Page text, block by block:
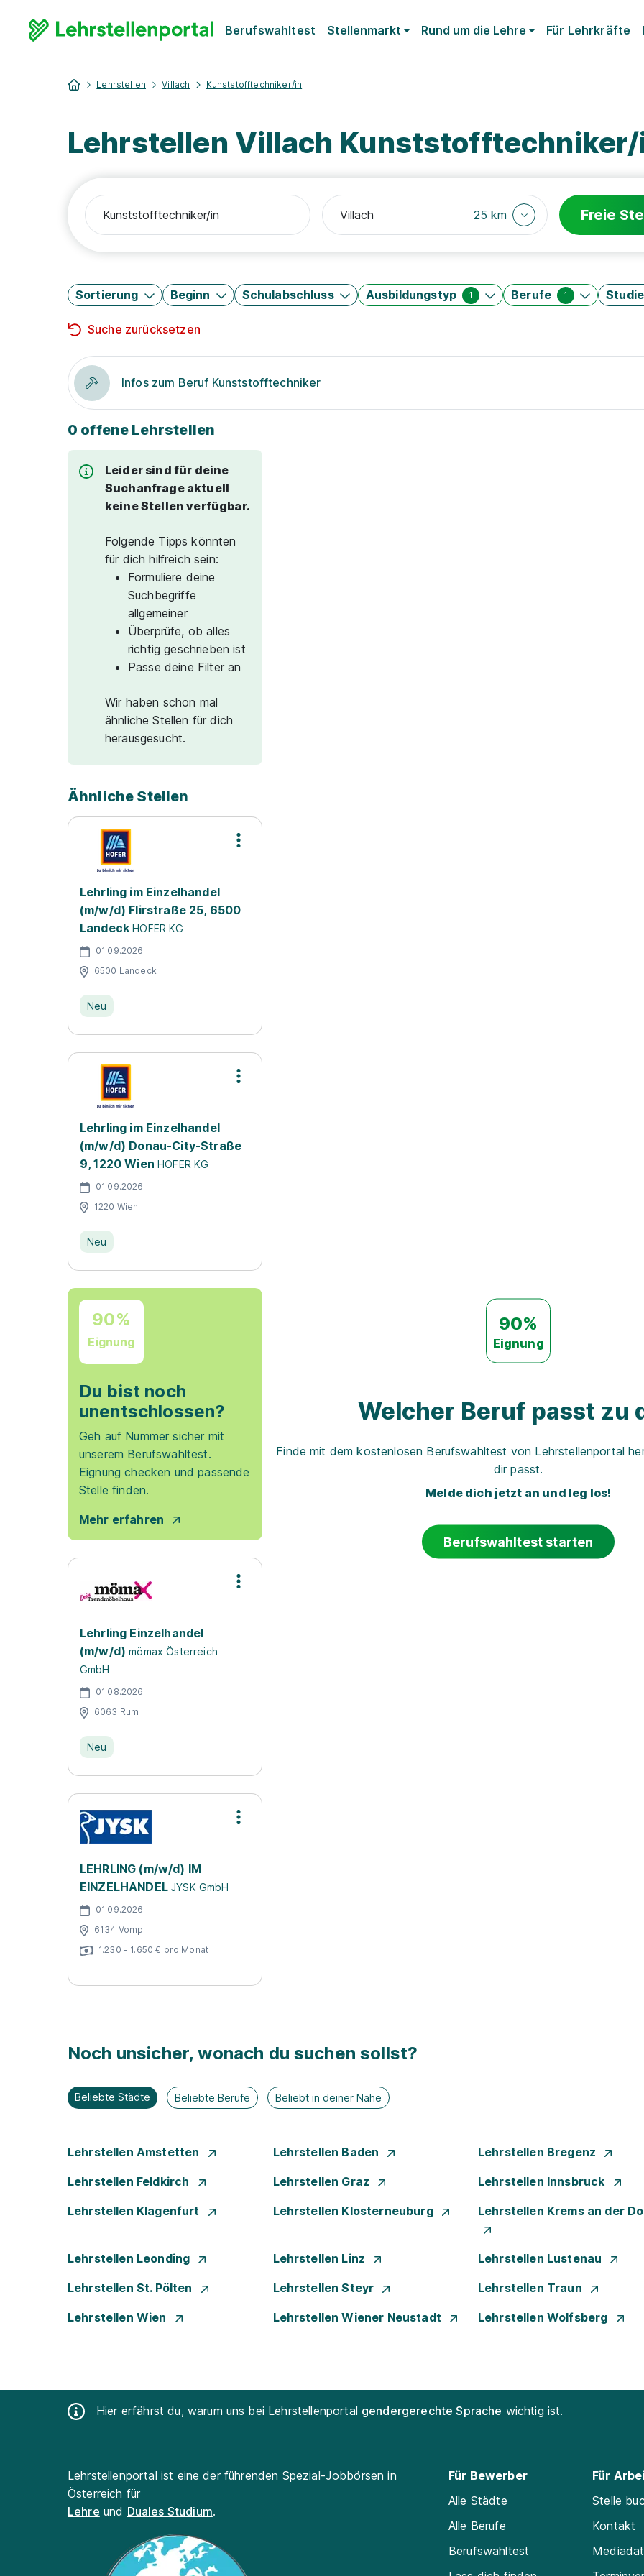
Berufswahltest Stellenmarkt Rund um die Lehre Für Lehrkräfte
Lehrstellen Villach Kunststofftechniker/in
Lehrstellen Villach
25 km Freie
Sortierung Beginn Schulabschluss Ausbildungstyp 1 Berufe 1
Suche zurücksetzen
Infos zum Beruf Kunststofftechniker
0 offene Lehrstellen
Leider sind für deine
Suchanfrage aktuell
keine Stellen verfügbar.
Folgende Tipps könnten
für dich hilfreich sein:
Formuliere deine
Suchbegriffe
allgemeiner
Überprüfe, ob alles
richtig geschrieben ist
Passe deine Filter an
Wir haben schon mal
ähnliche Stellen für dich
herausgesucht.
Ähnliche Stellen
Lehrling im Einzelhandel
(m/w/d) Flirstraße 25, 6500
Landeck HOFER KG
01.09.2026
6500 Landeck
Neu
Lehrling im Einzelhandel
(m/w/d) Donau-City-Straße
9, 1220 Wien HOFER KG
01.09.2026
1220 Wien
Neu
90%
Eignung
Du bist noch
unentschlossen?
Geh auf Nummer sicher mit
unserem Berufswahltest.
Eignung checken und passende
Stelle finden.
Mehr erfahren
Lehrling Einzelhandel
(m/w/d) mömax Österreich
GmbH
01.08.2026
6063 Rum
Neu
LEHRLING (m/w/d) IM
EINZELHANDELJYSK GmbH
01.09.2026
6134 Vomp
1.230 - 1.650 € pro Monat
90%
Eignung
Welcher Beruf passt zu
Finde mit dem kostenlosen Berufswahltest von Lehrstellenportal
dir passt.
Melde dich jetzt an und leg los!
Berufswahltest starten
Noch unsicher, wonach du suchen sollst?
Beliebte Städte Beliebte Berufe Beliebt in deiner Nähe
Lehrstellen Amstetten Lehrstellen Baden Lehrstellen Bregenz
Lehrstellen Feldkirch Lehrstellen Graz Lehrstellen Innsbruck
Lehrstellen Klagenfurt Lehrstellen Klosterneuburg Lehrstellen Krems an der
Lehrstellen Leonding Lehrstellen Linz Lehrstellen Lustenau
Lehrstellen St. Pölten Lehrstellen Steyr Lehrstellen Traun
Lehrstellen Wien Lehrstellen Wiener Neustadt Lehrstellen Wolfsberg
Hier erfährst du, warum uns bei Lehrstellenportal gendergerechte Sprache wichtig ist.
Lehrstellenportal ist eine der führenden Spezial-Jobbörsen in
Österreich für
Lehre und Duales Studium.
Für Bewerber
Alle Städte
Alle Berufe
Berufswahltest
Für
Stelle
Kontakt